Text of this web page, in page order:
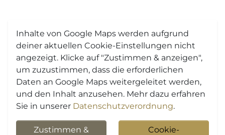
Inhalte von Google Maps werden aufgrund
deiner aktuellen Cookie-Einstellungen nicht
angezeigt. Klicke auf "Zustimmen & anzeigen",
um zuzustimmen, dass die erforderlichen
Daten an Google Maps weitergeleitet werden,
und den Inhalt anzusehen. Mehr dazu erfahren
Sie in unserer Datenschutzverordnung.
Zustimmen &
Cookie-